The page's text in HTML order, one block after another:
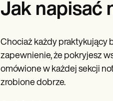
Jak napisać
Chociaż każdy praktykujący
zapewnienie, że pokryjesz
omówione w każdej sekcji
zrobione dobrze.